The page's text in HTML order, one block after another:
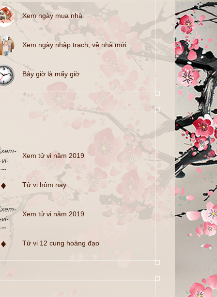
Xem ngày mua nhà
Xem ngày nhập trạch, về nhà mới
Bây giờ là mấy giờ
Xem tử vi năm 2019
Tử vi hôm nay
Xem tử vi năm 2019
Tử vi 12 cung hoàng đạo